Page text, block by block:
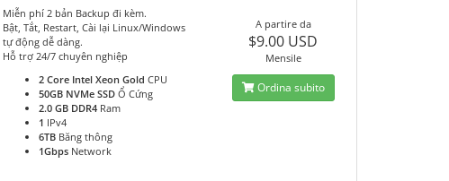
Miễn phí 2 bản Backup đi kèm.
Bật, Tắt, Restart, Cài lại Linux/Windows
tự động dễ dàng.
Hỗ trợ 24/7 chuyên nghiệp
2 Core Intel Xeon Gold CPU
50GB NVMe SSD Ổ Cứng
2.0 GB DDR4 Ram
1 IPv4
6TB Băng thông
1Gbps Network
A partire da
$9.00 USD
Mensile
Ordina subito